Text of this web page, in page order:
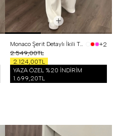
Monaco Şerit Detaylı İkili Takım Beyaz
+2
2.549,00TL
2.124,00TL
YAZA ÖZEL %20 İNDİRİM
1.699,20TL